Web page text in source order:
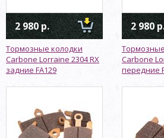
2 980 р.
Тормозные колодки
Carbone Lorraine 2304 RX
задние FA129
2 980
Carbone
передние